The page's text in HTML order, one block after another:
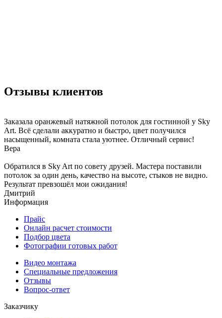
Отзывы клиентов
Заказала оранжевый натяжной потолок для гостинной у Sky
Art. Всё сделали аккуратно и быстро, цвет получился
насыщенный, комната стала уютнее. Отличный сервис!
Вера
Обратился в Sky Art по совету друзей. Мастера поставили
потолок за один день, качество на высоте, стыков не видно.
Результат превзошёл мои ожидания!
Дмитрий
Информация
Прайс
Онлайн расчет стоимости
Подбор цвета
Фотографии готовых работ
Видео монтажа
Специальные предложения
Отзывы
Вопрос-ответ
Заказчику